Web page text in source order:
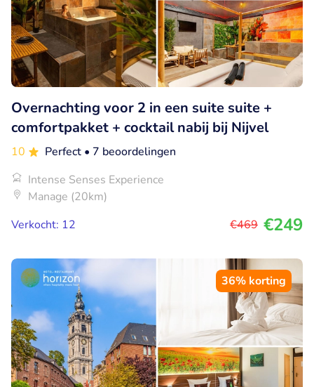
Overnachting voor 2 in een suite suite +
comfortpakket + cocktail nabij bij Nijvel
10 Perfect • 7 beoordelingen
Intense Senses Experience
Manage (20km)
Verkocht: 12
€469 €249
36% korting